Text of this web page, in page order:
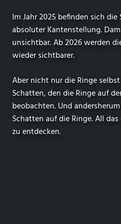
Im Jahr 2025 befinden sich
absoluter Kantenstellung.
unsichtbar. Ab 2026 werden
wieder sichtbarer.
Aber nicht nur die Ringe
Schatten, den die Ringe auf
beobachten. Und
Schatten auf die Ringe. All
zu entdecken.